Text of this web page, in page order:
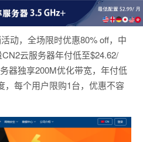
动，全场限时优惠80% off，中
云服务器年付低至$24.62/
器独享200M优化带宽，年付低
，每个用户限购1台，优惠不容